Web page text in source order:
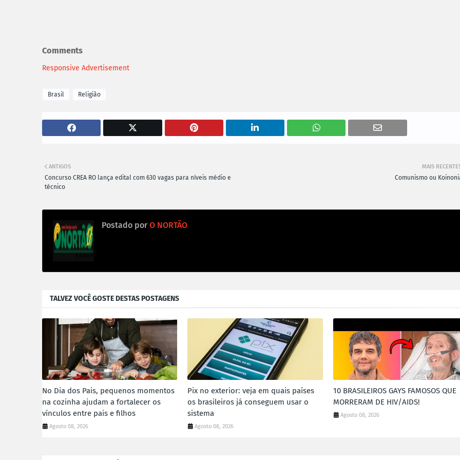
Comments
Responsive Advertisement
Brasil Religião
MAIS
Comunismo ou
ANTIGOS
Concurso CREA RO lança edital com 630 vagas para níveis médio e
técnico
Postado por O NORTÃO
TALVEZ VOCÊ GOSTE DESTAS POSTAGENS
No Dia dos Pais, pequenos momentos
na cozinha ajudam a fortalecer os
vínculos entre pais e filhos
Agosto 08, 2026
Pix no exterior: veja em quais países
os brasileiros já conseguem usar o
sistema
Agosto 08, 2026
10 BRASILEIROS GAYS FAMOSOS QUE
MORRERAM DE HIV/AIDS!
Agosto 08, 2026